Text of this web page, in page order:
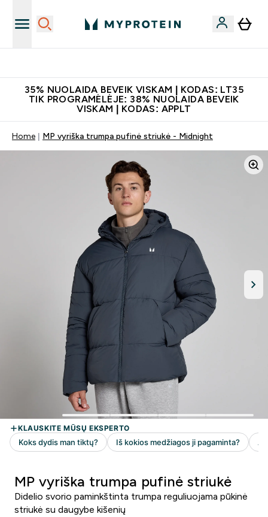
35% NUOLAIDA BEVEIK VISKAM | KODAS: LT35
TIK PROGRAMĖLĖJE: 38% NUOLAIDA BEVEIK
VISKAM | KODAS: APPLT
Home MP vyriška trumpa pufinė striukė - Midnight
MP vyriška trumpa pufinė striukė
Didelio svorio paminkštinta trumpa reguliuojama pūkinė
striukė su daugybe kišenių